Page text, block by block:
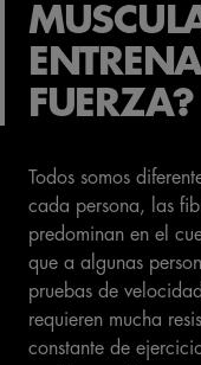
FUERZA?
Todos somos
cada persona, las
predominan en el
que a algunas
pruebas de
requieren mucha
constante de